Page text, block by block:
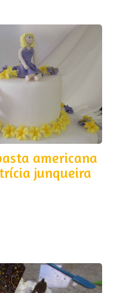
americana
junqueira